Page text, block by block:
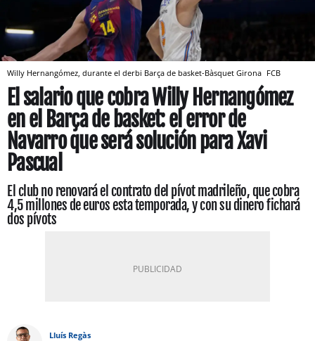
Willy Hernangómez, durante el derbi Barça de basket-Bàsquet Girona FCB
El salario que cobra Willy Hernangómez
en el Barça de basket: el error de
Navarro que será solución para Xavi
Pascual
El club no renovará el contrato del pívot madrileño, que cobra
4,5 millones de euros esta temporada, y con su dinero fichará
dos pívots
Lluís Regàs